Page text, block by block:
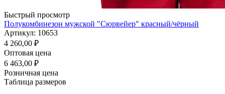
Быстрый просмотр
Полукомбинезон мужской "Сюрвейер" красный/чёрный
Артикул: 10653
4 260,00 ₽
Оптовая цена
6 463,00 ₽
Розничная цена
Таблица размеров